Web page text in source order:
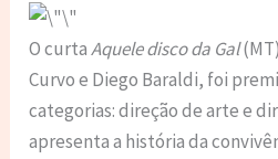
O curtaAquele disco da Gal
Curvo e Diego Baraldi, foi
categorias: direção de arte e
apresenta a história da